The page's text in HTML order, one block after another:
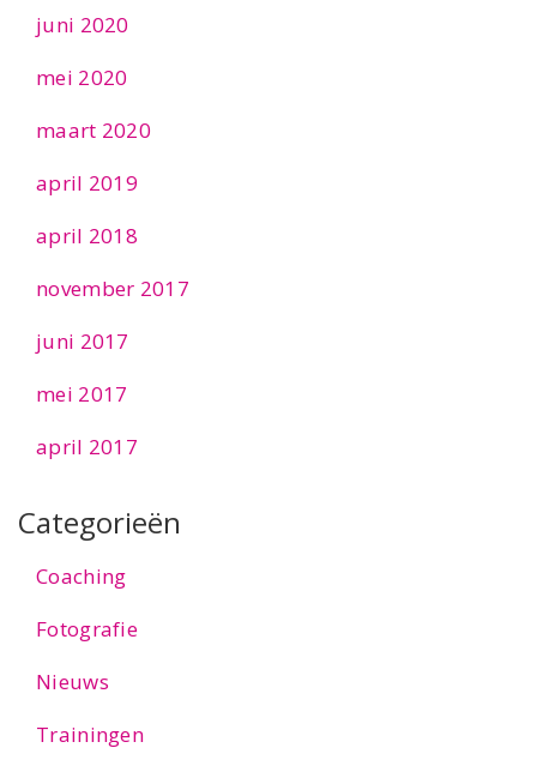
juni 2020
mei 2020
maart 2020
april 2019
april 2018
november 2017
juni 2017
mei 2017
april 2017
Categorieën
Coaching
Fotografie
Nieuws
Trainingen